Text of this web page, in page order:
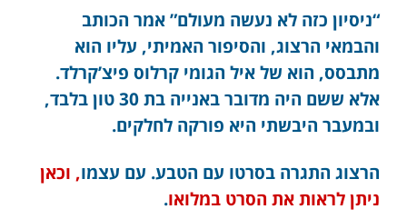
“ניסיון כזה לא נעשה מעולם” אמר הכותב
והבמאי הרצוג, והסיפור האמיתי, עליו הוא
מתבסס, הוא של איל הגומי קרלוס פיצ’קרלד.
אלא ששם היה מדובר באנייה בת 30 טון בלבד,
ובמעבר היבשתי היא פורקה לחלקים.
הרצוג התגרה בסרטו עם הטבע. עם עצמו, וכאן
ניתן לראות את הסרט במלואו.